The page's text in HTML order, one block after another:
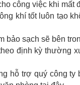
công việc khi mất
khí tốt luôn tạo
bảo sạch sẽ bên
định kỳ thường
hỗ trợ quý công ty